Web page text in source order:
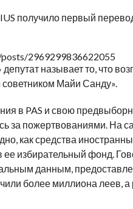
получило первый
2969299836622055
называет то, что
Майи Санду».
в PAS и свою
за пожертвованиями. На
как средства
избирательный фонд.
данным,
более миллиона леев,